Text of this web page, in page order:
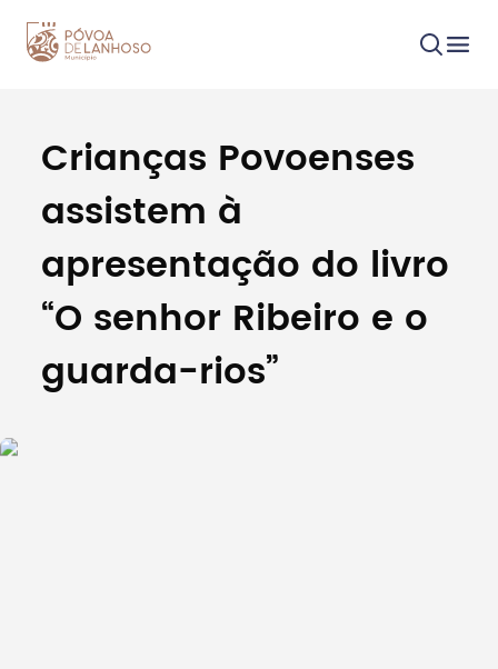
Procurar
Tipo de conteúdo
Crianças Povoenses
assistem à
apresentação do livro
“O senhor Ribeiro e o
guarda-rios”